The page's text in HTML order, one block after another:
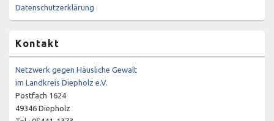
Datenschutzerklärung
Kontakt
Netzwerk gegen Häusliche Gewalt
im Landkreis Diepholz e.V.
Postfach 1624
49346 Diepholz